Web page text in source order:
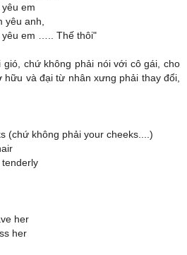
em
yêu anh,
yêu em ….. Thế thôi"
gió, chứ không phải nói với cô gái, cho
hữu và đại từ nhân xưng phải thay đổi,
(chứ không phải your cheeks....)
her
her